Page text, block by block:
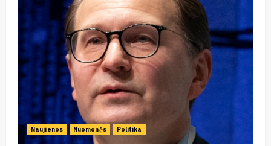
Naujienos Nuomonės Politika